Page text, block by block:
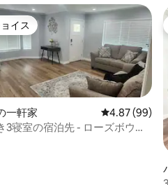
イス
イス
一軒家 レビュー99件
4.87 (99)
3寝室の宿泊先 - ローズボウル